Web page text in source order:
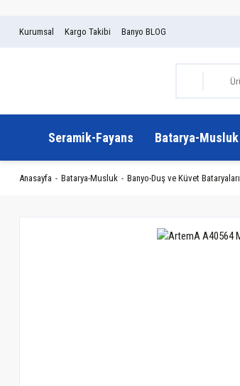
Kurumsal Kargo Takibi Banyo BLOG
Seramik-Fayans Batarya-Musluk
Anasayfa Batarya-Musluk Banyo-Duş ve Küvet Bataryaları